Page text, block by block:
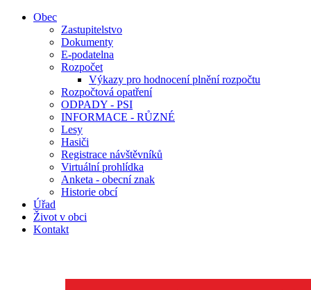
Obec
Zastupitelstvo
Dokumenty
E-podatelna
Rozpočet
Výkazy pro hodnocení plnění rozpočtu
Rozpočtová opatření
ODPADY - PSI
INFORMACE - RŮZNÉ
Lesy
Hasiči
Registrace návštěvníků
Virtuální prohlídka
Anketa - obecní znak
Historie obcí
Úřad
Život v obci
Kontakt